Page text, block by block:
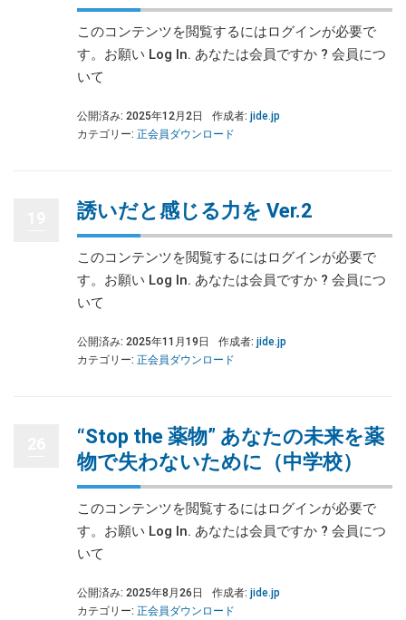
このコンテンツを閲覧するにはログインが必要で
す。お願い Log In. あなたは会員ですか ? 会員につ
いて
公開済み: 2025年12月2日 作成者: jide.jp
カテゴリー: 正会員ダウンロード
誘いだと感じる力を Ver.2
このコンテンツを閲覧するにはログインが必要で
す。お願い Log In. あなたは会員ですか ? 会員につ
いて
公開済み: 2025年11月19日 作成者: jide.jp
カテゴリー: 正会員ダウンロード
“Stop the 薬物” あなたの未来を薬
物で失わないために（中学校）
このコンテンツを閲覧するにはログインが必要で
す。お願い Log In. あなたは会員ですか ? 会員につ
いて
公開済み: 2025年8月26日 作成者: jide.jp
カテゴリー: 正会員ダウンロード